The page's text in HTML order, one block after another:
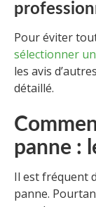
Pour éviter
sélectionner
les avis
détaillé.
panne :
Il est fréquent
panne.